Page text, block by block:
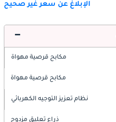
الإبلاغ عن سعر غير صحيح
مكابح قرصية مهواة
مكابح قرصية مهواة
نظام تعزيز التوجيه الكهربائي
ذراع تعليق مزدوج